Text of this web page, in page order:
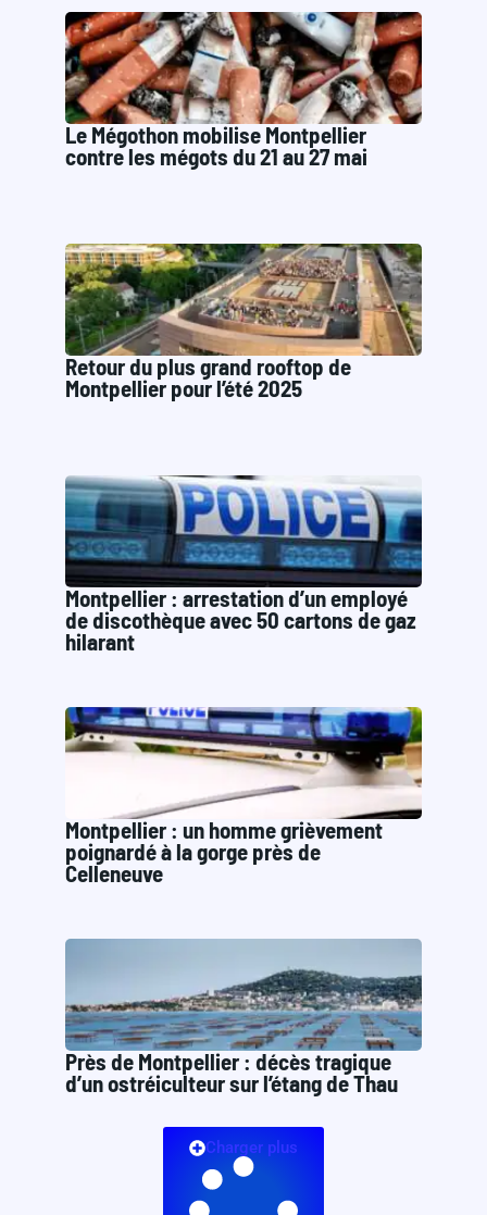
Le Mégothon mobilise Montpellier
contre les mégots du 21 au 27 mai
Retour du plus grand rooftop de
Montpellier pour l’été 2025
Montpellier : arrestation d’un employé
de discothèque avec 50 cartons de gaz
hilarant
Montpellier : un homme grièvement
poignardé à la gorge près de
Celleneuve
Près de Montpellier : décès tragique
d’un ostréiculteur sur l’étang de Thau
Charger plus